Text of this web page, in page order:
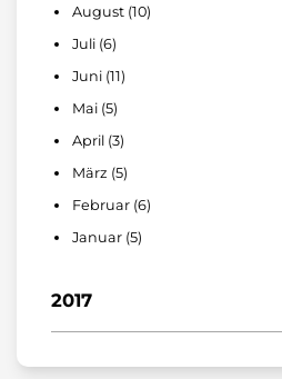
Januar (3)
März (10)
Februar (5)
Januar (6)
Mai (10)
April (7)
März (7)
Februar (3)
Januar (6)
August (10)
Juli (6)
Juni (11)
Mai (5)
April (3)
März (5)
Februar (6)
Januar (5)
2017